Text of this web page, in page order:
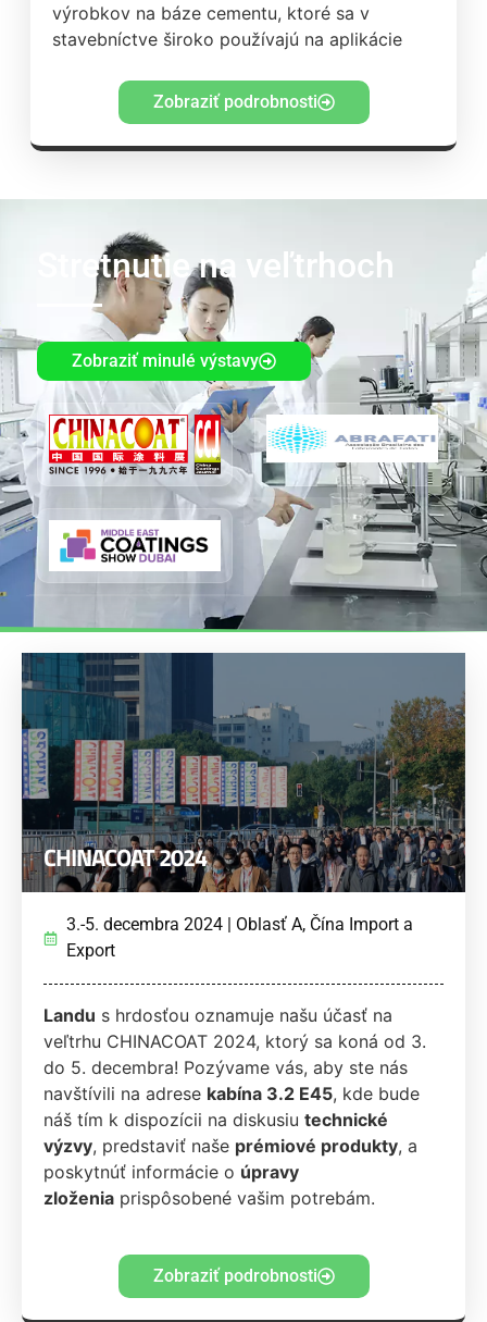
výrobkov na báze cementu, ktoré sa v
stavebníctve široko používajú na aplikácie
Zobraziť podrobnosti
Stretnutie na veľtrhoch
Zobraziť minulé výstavy
CHINACOAT 2024
3.-5. decembra 2024 | Oblasť A, Čína Import a
Export
Landu s hrdosťou oznamuje našu účasť na
veľtrhu CHINACOAT 2024, ktorý sa koná od 3.
do 5. decembra! Pozývame vás, aby ste nás
navštívili na adrese kabína 3.2 E45, kde bude
náš tím k dispozícii na diskusiu technické
výzvy, predstaviť naše prémiové produkty, a
poskytnúť informácie o úpravy
zloženia prispôsobené vašim potrebám.
Zobraziť podrobnosti